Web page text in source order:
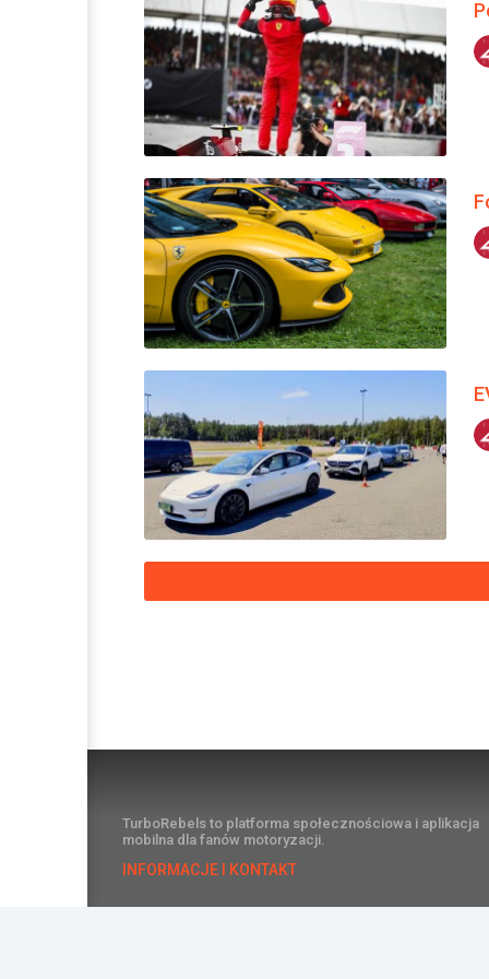
TurboRebels to platforma społecznościowa i aplikacja
mobilna dla fanów motoryzacji.
INFORMACJE I KONTAKT